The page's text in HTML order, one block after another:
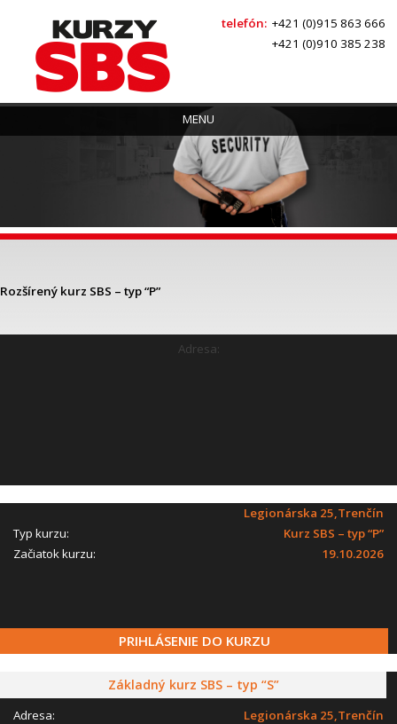
Skočiť na hlavný obsah
telefón: +421 (0)915 863 666
+421 (0)910 385 238
MENU
Rozšírený kurz SBS – typ “P”
Adresa:
Legionárska 25,Trenčín
Typ kurzu:
Kurz SBS – typ “P”
Začiatok kurzu:
19.10.2026
PRIHLÁSENIE DO KURZU
Základný kurz SBS – typ “S”
Adresa:
Legionárska 25,Trenčín